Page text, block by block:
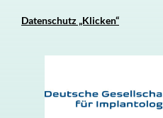
Datenschutz „Klicken“